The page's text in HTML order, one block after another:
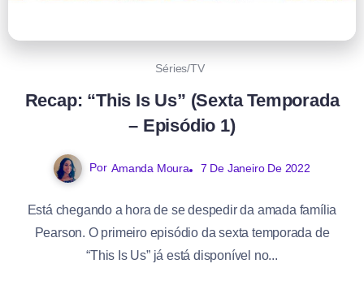
Séries/TV
Recap: “This Is Us” (Sexta Temporada
– Episódio 1)
Por Amanda Moura 7 De Janeiro De 2022
Está chegando a hora de se despedir da amada família
Pearson. O primeiro episódio da sexta temporada de
“This Is Us” já está disponível no...